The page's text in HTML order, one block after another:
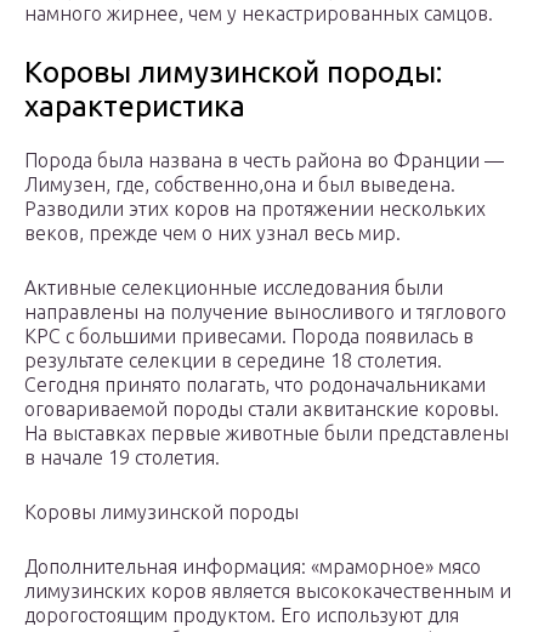
намного жирнее, чем у некастрированных самцов.
Коровы лимузинской породы:
характеристика
Порода была названа в честь района во Франции —
Лимузен, где, собственно,она и был выведена.
Разводили этих коров на протяжении нескольких
веков, прежде чем о них узнал весь мир.
Активные селекционные исследования были
направлены на получение выносливого и тяглового
КРС с большими привесами. Порода появилась в
результате селекции в середине 18 столетия.
Сегодня принято полагать, что родоначальниками
оговариваемой породы стали аквитанские коровы.
На выставках первые животные были представлены
в начале 19 столетия.
Коровы лимузинской породы
Дополнительная информация: «мраморное» мясо
лимузинских коров является высококачественным и
дорогостоящим продуктом. Его используют для